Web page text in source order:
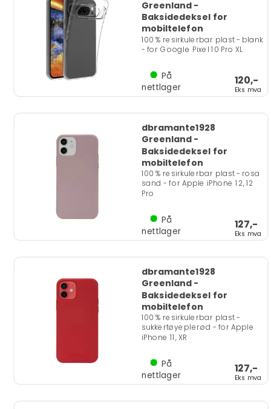
Greenland -
Baksidedeksel for
mobiltelefon
100 % resirkulerbar plast - blank
- for Google Pixel 10 Pro XL
120,-
Eks mva
På
nettlager
dbramante1928
Greenland -
Baksidedeksel for
mobiltelefon
100 % resirkulerbar plast - rosa
sand - for Apple iPhone 12, 12
Pro
127,-
Eks mva
På
nettlager
dbramante1928
Greenland -
Baksidedeksel for
mobiltelefon
100 % resirkulerbar plast -
sukkertøyeplerød - for Apple
iPhone 11, XR
127,-
Eks mva
På
nettlager